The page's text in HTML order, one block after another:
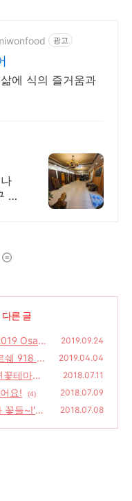
광고
에 식의 즐거움과
다른 글
Osan
2019.09.24
쉐 918 스
2019.04.04
테마파
2018.07.11
요! (4) 2018.07.09
꽃들~!'
2018.07.08